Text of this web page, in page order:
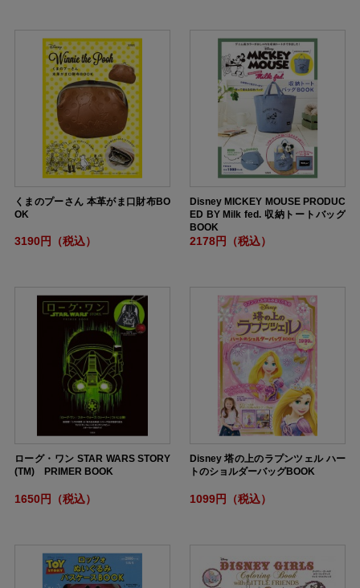
くまのプーさん 本革がま口財布BO
OK
3190円（税込）
Disney MICKEY MOUSE PRODUC
ED BY Milk fed. 収納トートバッグ
BOOK
2178円（税込）
ローグ・ワン STAR WARS STORY
(TM) PRIMER BOOK
1650円（税込）
Disney 塔の上のラプンツェル ハー
トのショルダーバッグBOOK
1099円（税込）